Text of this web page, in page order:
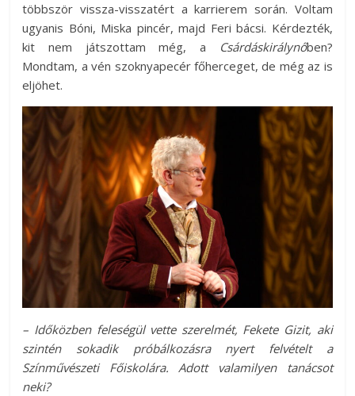
többször vissza-visszatért a karrierem során. Voltam
ugyanis Bóni, Miska pincér, majd Feri bácsi. Kérdezték,
kit nem játszottam még, a
Csárdáskirálynőben?
Mondtam, a vén szoknyapecér főherceget, de még az is
eljöhet.
– Időközben feleségül vette szerelmét, Fekete Gizit, aki
szintén sokadik próbálkozásra nyert felvételt a
Színművészeti Főiskolára. Adott valamilyen tanácsot
neki?